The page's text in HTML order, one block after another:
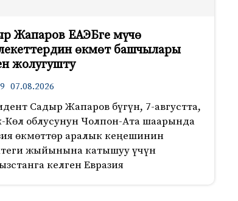
Жапаров ЕАЭБге мүчө
өкмөт башчылары
жолугушту
07.08.2026
Садыр Жапаров бүгүн, 7-августта,
облусунун Чолпон-Ата шаарында
өкмөттөр аралык кеңешинин
жыйынына катышуу үчүн
келген Евразия